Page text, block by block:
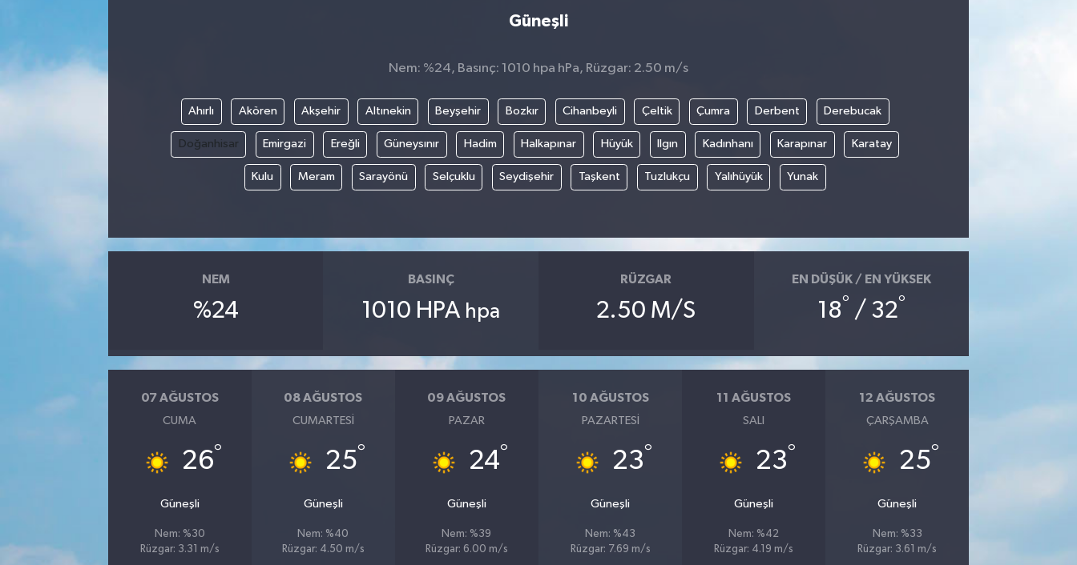
Güneşli
Nem: %24, Basınç: 1010 hpa hPa, Rüzgar: 2.50 m/s
Ahırlı Akören Akşehir Altınekin Beyşehir Bozkır Cihanbeyli Çeltik Çumra Derbent Derebucak
Doğanhisar Emirgazi Ereğli Güneysınır Hadim Halkapınar Hüyük Ilgın Kadınhanı Karapınar Karatay
Kulu Meram Sarayönü Selçuklu Seydişehir Taşkent Tuzlukçu Yalıhüyük Yunak
NEM
%24
BASINÇ
1010 HPA hpa
RÜZGAR
2.50 M/S
EN DÜŞÜK / EN YÜKSEK
18° / 32°
07 AĞUSTOS
CUMA
26°
Güneşli
Nem: %30
Rüzgar: 3.31 m/s
08 AĞUSTOS
CUMARTESI
25°
Güneşli
Nem: %40
Rüzgar: 4.50 m/s
09 AĞUSTOS
PAZAR
24°
Güneşli
Nem: %39
Rüzgar: 6.00 m/s
10 AĞUSTOS
PAZARTESI
23°
Güneşli
Nem: %43
Rüzgar: 7.69 m/s
11 AĞUSTOS
SALI
23°
Güneşli
Nem: %42
Rüzgar: 4.19 m/s
12 AĞUSTOS
ÇARŞAMBA
25°
Güneşli
Nem: %33
Rüzgar: 3.61 m/s
Spor